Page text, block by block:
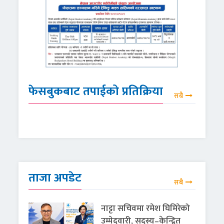
फेसबुकबाट तपाईको प्रतिक्रिया सबै
ताजा अपडेट सबै
नाट्टा सचिवमा रमेश घिमिरेको
उम्मेदवारी, सदस्य–केन्द्रित